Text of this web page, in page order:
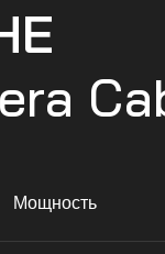
Мощность